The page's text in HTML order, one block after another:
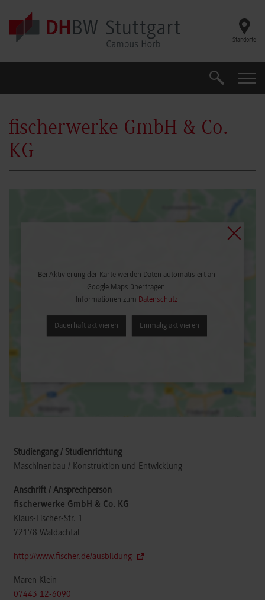
Skip to main content
Standorte
Suche
fischerwerke GmbH & Co.
KG
Bei Aktivierung der Karte werden Daten automatisiert an
Google Maps übertragen.
Informationen zum Datenschutz
Dauerhaft aktivieren Einmalig aktivieren
Maschinenbau / Konstruktion und Entwicklung
fischerwerke GmbH & Co. KG
Klaus-Fischer-Str. 1
72178 Waldachtal
http://www.fischer.de/ausbildung
Maren Klein
07443 12-6090